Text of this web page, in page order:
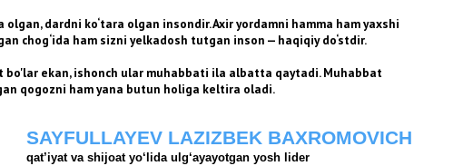
ma’naviy-ma’rifiy dasturlar egallashi kerak.
Global mafkura tahdidlariga qarshi ma’naviy
immunitetni shakllantirish, iqtidorlarni qo‘llab-
quvvatlash va amaliy ko‘nikmalarni rivojlantirish
Yangi Oʻzbekiston yoshlarini yetuk, ma’naviy